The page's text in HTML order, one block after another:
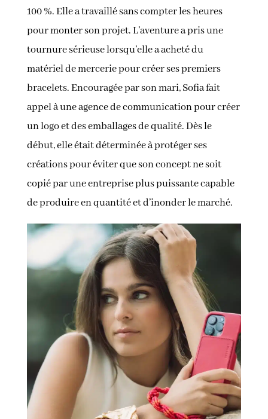
100 %. Elle a travaillé sans compter les heures
pour monter son projet. L’aventure a pris une
tournure sérieuse lorsqu’elle a acheté du
matériel de mercerie pour créer ses premiers
bracelets. Encouragée par son mari, Sofia fait
appel à une agence de communication pour créer
un logo et des emballages de qualité. Dès le
début, elle était déterminée à protéger ses
créations pour éviter que son concept ne soit
copié par une entreprise plus puissante capable
de produire en quantité et d’inonder le marché.